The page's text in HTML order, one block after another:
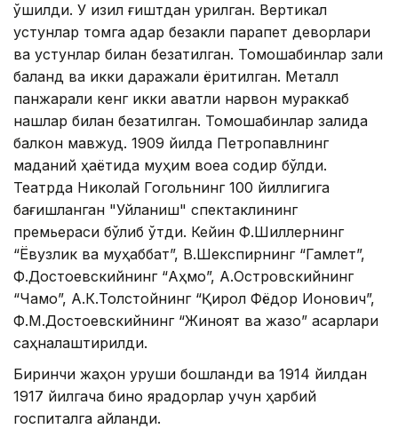
қўшилди. У қизил ғиштдан қурилган. Вертикал
устунлар томга қадар безакли парапет деворлари
ва устунлар билан безатилган. Томошабинлар зали
баланд ва икки даражали ёритилган. Металл
панжарали кенг икки қаватли нарвон мураккаб
нақшлар билан безатилган. Томошабинлар залида
балкон мавжуд. 1909 йилда Петропавлнинг
маданий ҳаётида муҳим воқеа содир бўлди.
Театрда Николай Гогольнинг 100 йиллигига
бағишланган "Уйланиш" спектаклининг
премьераси бўлиб ўтди. Кейин Ф.Шиллернинг
“Ёвузлик ва муҳаббат”, В.Шекспирнинг “Гамлет”,
Ф.Достоевскийнинг “Аҳмоқ”, А.Островскийнинг
“Чақмоқ”, А.К.Толстойнинг “Қирол Фёдор Ионович”,
Ф.М.Достоевскийнинг “Жиноят ва жазо” асарлари
саҳналаштирилди.
Биринчи жаҳон уруши бошланди ва 1914 йилдан
1917 йилгача бино ярадорлар учун ҳарбий
госпиталга айланди.